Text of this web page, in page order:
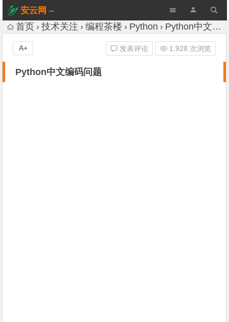
安云网 –
AnYun.ORG
首页 技术关注 编程茶楼 Python Python中文编码问题
Python中文编码问题
发表评论 1,928 次浏览
A+